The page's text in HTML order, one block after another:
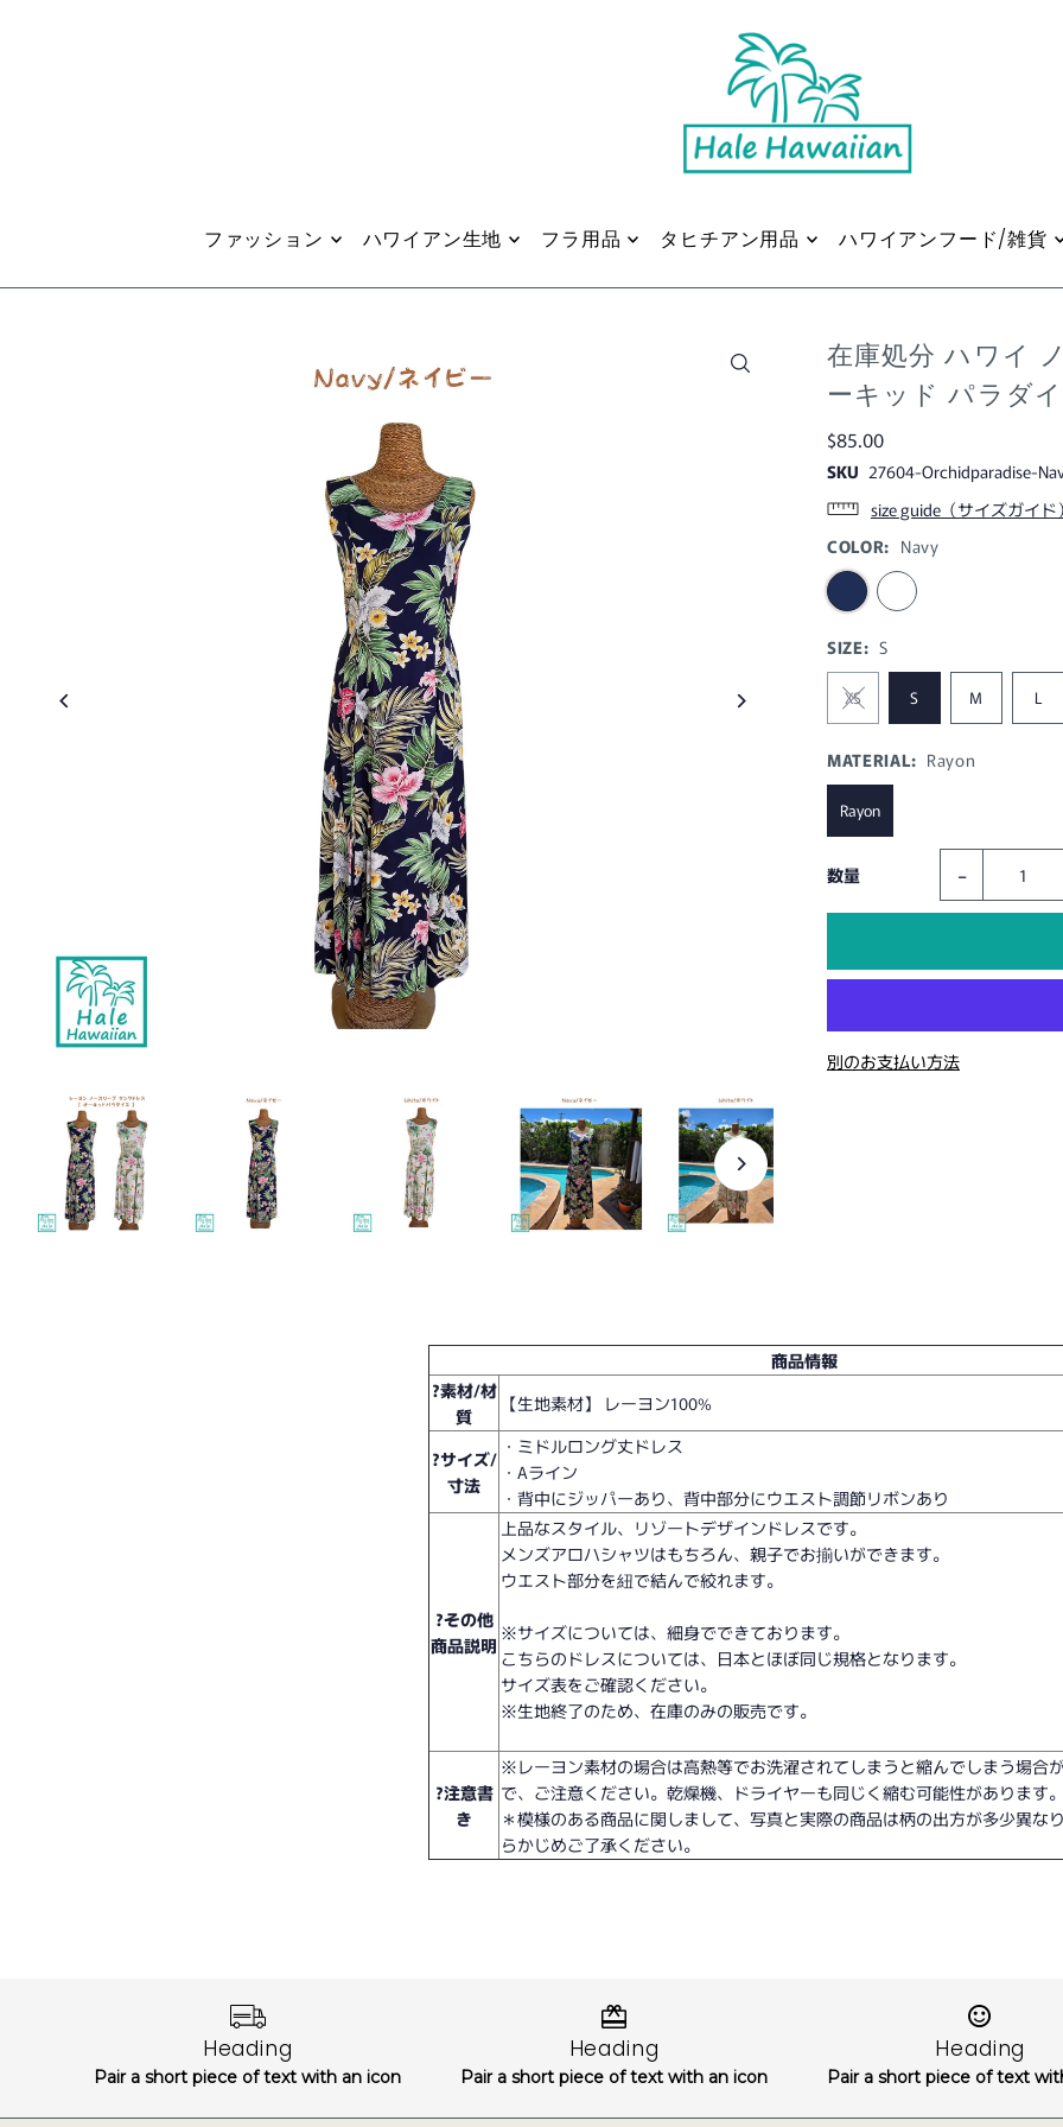
ファッション ハワイアン生地 フラ用品 タヒチアン用品 ハワイアンフード/雑貨
在庫処分 ハワイ
ーキッド パラダ
$85.00
SKU 27604-Orchidparadise-
size guide（サイズガイド
COLOR: Navy
SIZE: S
XS S M L
MATERIAL: Rayon
Rayon
数量 -
別のお支払い方法
商品情報
?素材/材
質
【生地素材】 レーヨン100%
?サイズ/
寸法
・ミドルロング丈ドレス
・Aライン
・背中にジッパーあり、背中部分にウエスト調節リボンあり
?その他
商品説明
上品なスタイル、リゾートデザインドレスです。
メンズアロハシャツはもちろん、親子でお揃いができます。
ウエスト部分を紐で結んで絞れます。
※サイズについては、細身でできております。
こちらのドレスについては、日本とほぼ同じ規格となります。
サイズ表をご確認ください。
※生地終了のため、在庫のみの販売です。
?注意書
き
※レーヨン素材の場合は高熱等でお洗濯されてしまうと縮んでしまう場合
で、ご注意ください。乾燥機、ドライヤーも同じく縮む可能性があります
＊模様のある商品に関しまして、写真と実際の商品は柄の出方が多少異な
らかじめご了承ください。
Heading
Pair a short piece of text with an icon
Heading
Pair a short piece of text with an icon
Heading
Pair a short piece of text